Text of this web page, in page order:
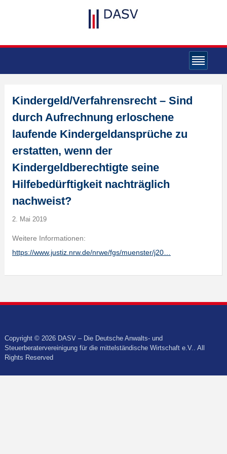
Kindergeld/Verfahrensrecht – Sind
durch Aufrechnung erloschene
laufende Kindergeldansprüche zu
erstatten, wenn der
Kindergeldberechtigte seine
Hilfebedürftigkeit nachträglich
nachweist?
2. Mai 2019
Weitere Informationen:
https://www.justiz.nrw.de/nrwe/fgs/muenster/j20…
Copyright © 2026 DASV – Die Deutsche Anwalts- und
Steuerberatervereinigung für die mittelständische Wirtschaft e.V.. All
Rights Reserved